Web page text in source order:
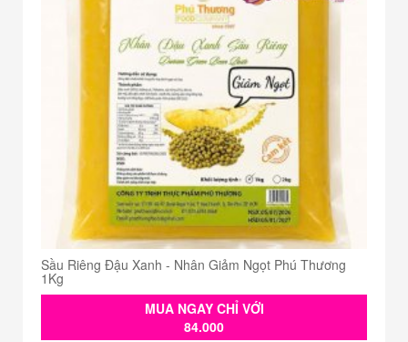
Sầu Riêng Đậu Xanh - Nhân Giảm Ngọt Phú Thương
1Kg
MUA NGAY CHỈ VỚI
84.000